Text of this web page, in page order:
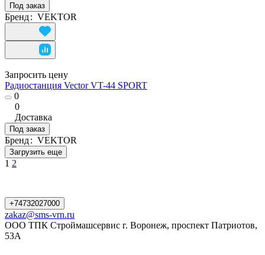
Под заказ
Бренд: VEKTOR
Запросить цену
Радиостанция Vector VT-44 SPORT
0
0
Доставка
Под заказ
Бренд: VEKTOR
Загрузить еще
1 2
+74732027000
zakaz@sms-vrn.ru
ООО ТПК Строймашсервис г. Воронеж, проспект Патриотов,
53А